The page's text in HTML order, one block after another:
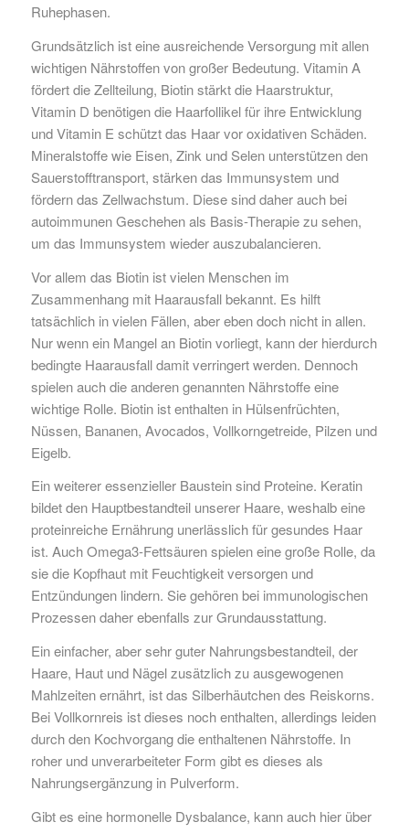
Ruhephasen.
Grundsätzlich ist eine ausreichende Versorgung mit allen
wichtigen Nährstoffen von großer Bedeutung. Vitamin A
fördert die Zellteilung, Biotin stärkt die Haarstruktur,
Vitamin D benötigen die Haarfollikel für ihre Entwicklung
und Vitamin E schützt das Haar vor oxidativen Schäden.
Mineralstoffe wie Eisen, Zink und Selen unterstützen den
Sauerstofftransport, stärken das Immunsystem und
fördern das Zellwachstum. Diese sind daher auch bei
autoimmunen Geschehen als Basis-Therapie zu sehen,
um das Immunsystem wieder auszubalancieren.
Vor allem das Biotin ist vielen Menschen im
Zusammenhang mit Haarausfall bekannt. Es hilft
tatsächlich in vielen Fällen, aber eben doch nicht in allen.
Nur wenn ein Mangel an Biotin vorliegt, kann der hierdurch
bedingte Haarausfall damit verringert werden. Dennoch
spielen auch die anderen genannten Nährstoffe eine
wichtige Rolle. Biotin ist enthalten in Hülsenfrüchten,
Nüssen, Bananen, Avocados, Vollkorngetreide, Pilzen und
Eigelb.
Ein weiterer essenzieller Baustein sind Proteine. Keratin
bildet den Hauptbestandteil unserer Haare, weshalb eine
proteinreiche Ernährung unerlässlich für gesundes Haar
ist. Auch Omega3-Fettsäuren spielen eine große Rolle, da
sie die Kopfhaut mit Feuchtigkeit versorgen und
Entzündungen lindern. Sie gehören bei immunologischen
Prozessen daher ebenfalls zur Grundausstattung.
Ein einfacher, aber sehr guter Nahrungsbestandteil, der
Haare, Haut und Nägel zusätzlich zu ausgewogenen
Mahlzeiten ernährt, ist das Silberhäutchen des Reiskorns.
Bei Vollkornreis ist dieses noch enthalten, allerdings leiden
durch den Kochvorgang die enthaltenen Nährstoffe. In
roher und unverarbeiteter Form gibt es dieses als
Nahrungsergänzung in Pulverform.
Gibt es eine hormonelle Dysbalance, kann auch hier über